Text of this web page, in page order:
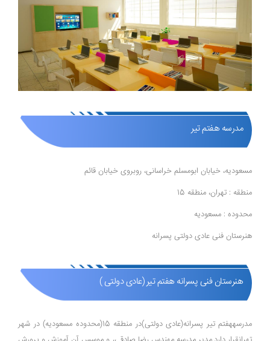
مدرسه هفتم تیر
مسعودیه، خیابان ابومسلم خراسانی، روبروی خیابان قائم
منطقه : تهران، منطقه 15
محدوده : مسعودیه
هنرستان فنی عادی دولتی پسرانه
هنرستان فنی پسرانه هفتم تیر (عادی دولتی )
مدرسههفتم تیر پسرانه(عادی دولتی)در منطقه 15(محدوده مسعودیه) در شهر